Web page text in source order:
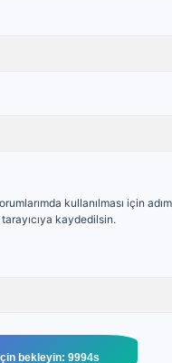
kullanılması için
kaydedilsin.